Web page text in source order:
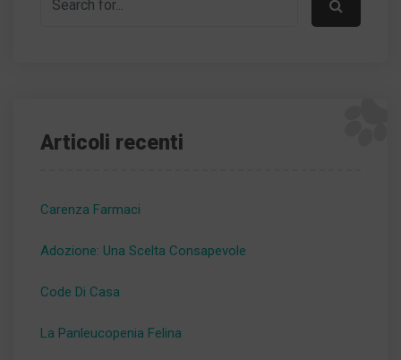
Articoli recenti
Carenza Farmaci
Adozione: Una Scelta Consapevole
Code Di Casa
La Panleucopenia Felina